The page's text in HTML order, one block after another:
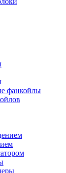
фанкойлы